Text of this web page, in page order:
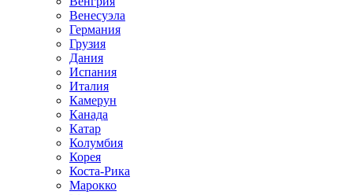
Венесуэла
Германия
Грузия
Дания
Испания
Италия
Камерун
Канада
Катар
Колумбия
Корея
Коста-Рика
Марокко